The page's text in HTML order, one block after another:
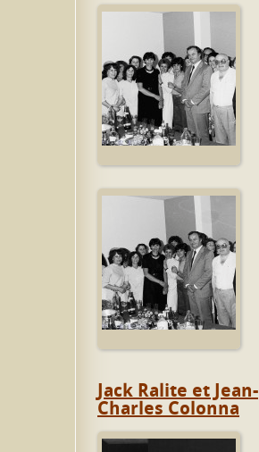
Jack Ralite et Jean-
Charles Colonna